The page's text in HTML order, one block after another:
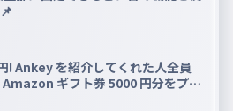
! Ankey を紹介してくれた人全員
Amazon ギフト券 5000 円分をプレ
ペーン!!